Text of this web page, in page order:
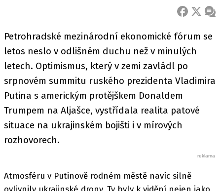
FACEBOOK
X
Petrohradské mezinárodní ekonomické fórum se
letos neslo v odlišném duchu než v minulých
letech. Optimismus, který v zemi zavládl po
srpnovém summitu ruského prezidenta Vladimira
Putina s americkým protějškem Donaldem
Trumpem na Aljašce, vystřídala realita patové
situace na ukrajinském bojišti i v mírových
rozhovorech.
Atmosféru v Putinově rodném městě navíc silně